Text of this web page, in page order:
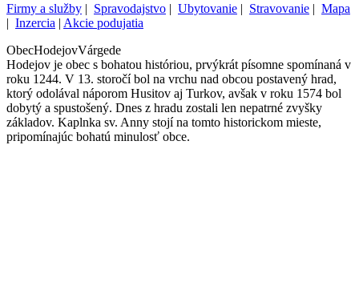
Firmy a služby | Spravodajstvo | Ubytovanie | Stravovanie | Mapa
| Inzercia | Akcie podujatia
ObecHodejovVárgede
Hodejov je obec s bohatou históriou, prvýkrát písomne spomínaná v
roku 1244. V 13. storočí bol na vrchu nad obcou postavený hrad,
ktorý odolával náporom Husitov aj Turkov, avšak v roku 1574 bol
dobytý a spustošený. Dnes z hradu zostali len nepatrné zvyšky
základov. Kaplnka sv. Anny stojí na tomto historickom mieste,
pripomínajúc bohatú minulosť obce.